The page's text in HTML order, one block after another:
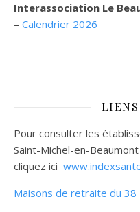
Interassociation Le
– Calendrier 2026
LIENS
Pour consulter les
Saint-Michel-en-
cliquez ici
Maisons de retraite du 38